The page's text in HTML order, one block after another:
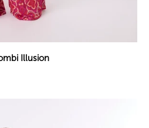
Illusion